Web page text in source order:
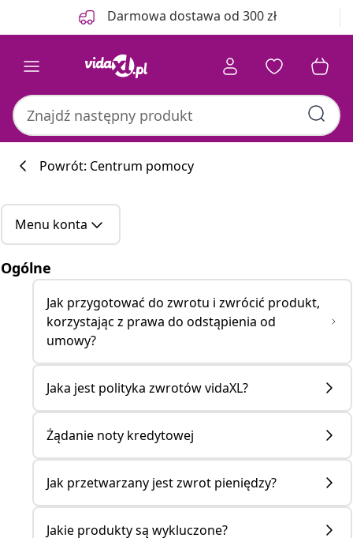
Darmowa dostawa od 300 zł
Powrót: Centrum pomocy
Menu konta
Ogólne
Jak przygotować do zwrotu i zwrócić produkt,
korzystając z prawa do odstąpienia od
umowy?
Jaka jest polityka zwrotów vidaXL?
Żądanie noty kredytowej
Jak przetwarzany jest zwrot pieniędzy?
Jakie produkty są wykluczone?